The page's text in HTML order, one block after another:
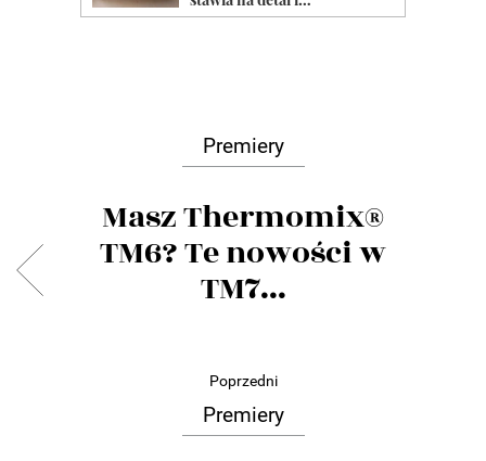
Premiery
Masz Thermomix®
TM6? Te nowości w
TM7...
Poprzedni
Premiery